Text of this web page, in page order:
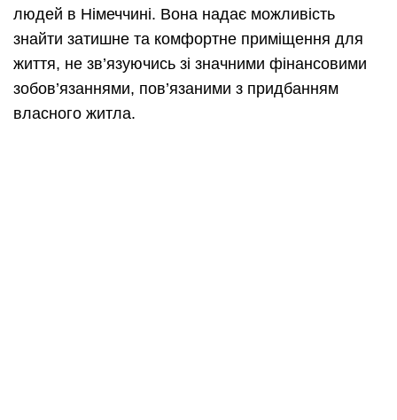
людей в Німеччині. Вона надає можливість
знайти затишне та комфортне приміщення для
життя, не зв’язуючись зі значними фінансовими
зобов’язаннями, пов’язаними з придбанням
власного житла.